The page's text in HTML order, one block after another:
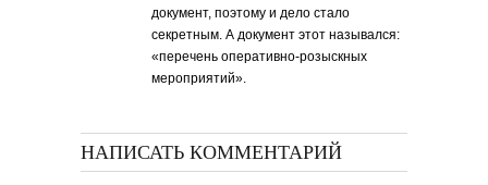
документ, поэтому и дело стало
секретным. А документ этот назывался:
«перечень оперативно-розыскных
мероприятий».
НАПИСАТЬ КОММЕНТАРИЙ